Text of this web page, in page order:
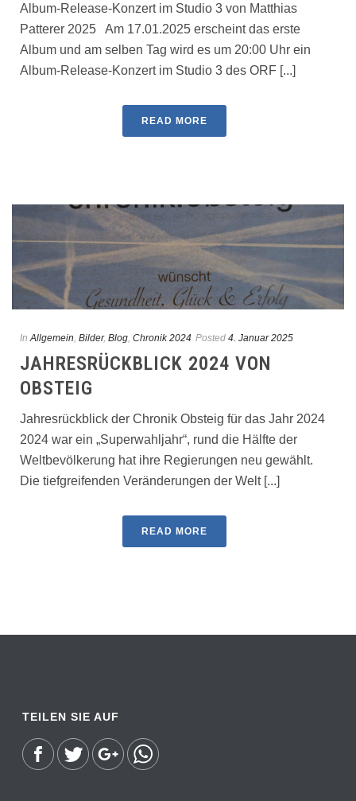
Album-Release-Konzert im Studio 3 von Matthias
Patterer 2025 Am 17.01.2025 erscheint das erste
Album und am selben Tag wird es um 20:00 Uhr ein
Album-Release-Konzert im Studio 3 des ORF [...]
READ MORE
In Allgemein, Bilder, Blog, Chronik 2024 Posted 4. Januar 2025
JAHRESRÜCKBLICK 2024 VON
OBSTEIG
Jahresrückblick der Chronik Obsteig für das Jahr 2024
2024 war ein „Superwahljahr“, rund die Hälfte der
Weltbevölkerung hat ihre Regierungen neu gewählt.
Die tiefgreifenden Veränderungen der Welt [...]
READ MORE
TEILEN SIE AUF